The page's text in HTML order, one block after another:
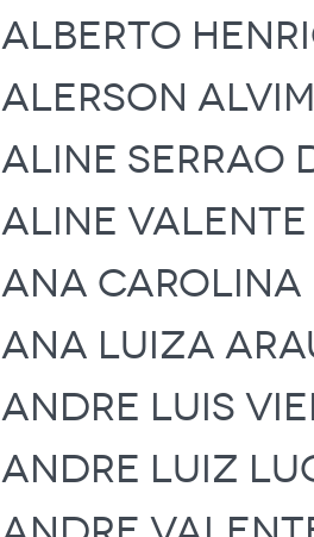
ALBERTO
ALERSON
ALINE SERRAO
ALINE
ANA CAROLINA
ANA LUIZA
ANDRE LUIS
ANDRE LUIZ